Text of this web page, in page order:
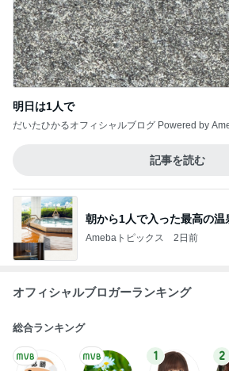
明日は1人で
だいたひかるオフィシャルブログ Powered by
記事を読む
朝から1人で入った最高の温
Amebaトピックス 2日前
オフィシャルブロガーランキング
総合ランキング
1 2